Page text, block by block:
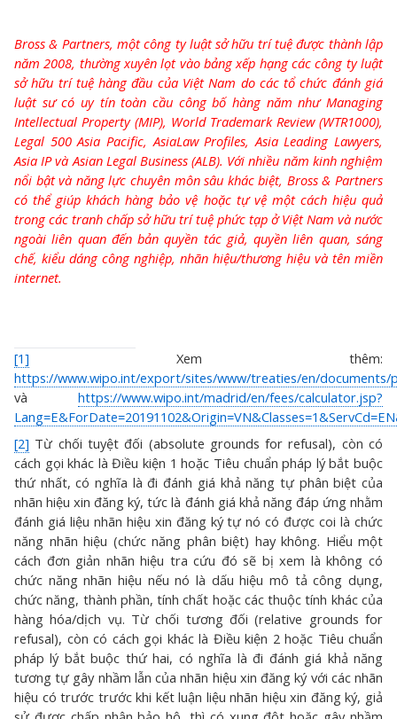
Bross & Partners, một công ty luật sở hữu trí tuệ được thành lập
năm 2008, thường xuyên lọt vào bảng xếp hạng các công ty luật
sở hữu trí tuệ hàng đầu của Việt Nam do các tổ chức đánh giá
luật sư có uy tín toàn cầu công bố hàng năm như Managing
Intellectual Property (MIP), World Trademark Review (WTR1000),
Legal 500 Asia Pacific, AsiaLaw Profiles, Asia Leading Lawyers,
Asia IP và Asian Legal Business (ALB). Với nhiều năm kinh nghiệm
nổi bật và năng lực chuyên môn sâu khác biệt, Bross & Partners
có thể giúp khách hàng bảo vệ hoặc tự vệ một cách hiệu quả
trong các tranh chấp sở hữu trí tuệ phức tạp ở Việt Nam và nước
ngoài liên quan đến bản quyền tác giả, quyền liên quan, sáng
chế, kiểu dáng công nghiệp, nhãn hiệu/thương hiệu và tên miền
internet.
[1] Xem thêm:
https://www.wipo.int/export/sites/www/treaties/en/documents/
và https://www.wipo.int/madrid/en/fees/calculator.jsp?
[2] Từ chối tuyệt đối (absolute grounds for refusal), còn có
cách gọi khác là Điều kiện 1 hoặc Tiêu chuẩn pháp lý bắt buộc
thứ nhất, có nghĩa là đi đánh giá khả năng tự phân biệt của
nhãn hiệu xin đăng ký, tức là đánh giá khả năng đáp ứng nhằm
đánh giá liệu nhãn hiệu xin đăng ký tự nó có được coi là chức
năng nhãn hiệu (chức năng phân biệt) hay không. Hiểu một
cách đơn giản nhãn hiệu tra cứu đó sẽ bị xem là không có
chức năng nhãn hiệu nếu nó là dấu hiệu mô tả công dụng,
chức năng, thành phần, tính chất hoặc các thuộc tính khác của
hàng hóa/dịch vụ. Từ chối tương đối (relative grounds for
refusal), còn có cách gọi khác là Điều kiện 2 hoặc Tiêu chuẩn
pháp lý bắt buộc thứ hai, có nghĩa là đi đánh giá khả năng
tương tự gây nhầm lẫn của nhãn hiệu xin đăng ký với các nhãn
hiệu có trước trước khi kết luận liệu nhãn hiệu xin đăng ký, giả